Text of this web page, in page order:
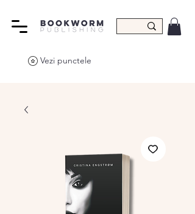
Vezi punctele